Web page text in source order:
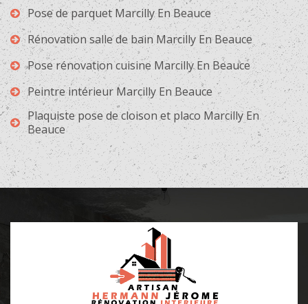
Pose de parquet Marcilly En Beauce
Rénovation salle de bain Marcilly En Beauce
Pose rénovation cuisine Marcilly En Beauce
Peintre intérieur Marcilly En Beauce
Plaquiste pose de cloison et placo Marcilly En
Beauce